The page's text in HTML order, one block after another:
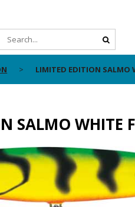
LIMITED EDITION SALMO
SALMO WHITE